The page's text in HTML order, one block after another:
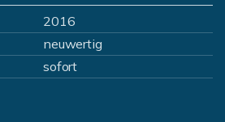
2016
neuwertig
sofort